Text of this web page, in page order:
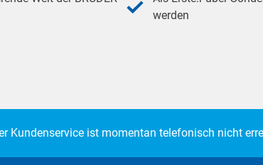
werden
Kundenservice ist momentan telefonisch nicht